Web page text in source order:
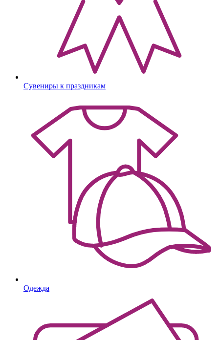
Сувениры к праздникам
Одежда